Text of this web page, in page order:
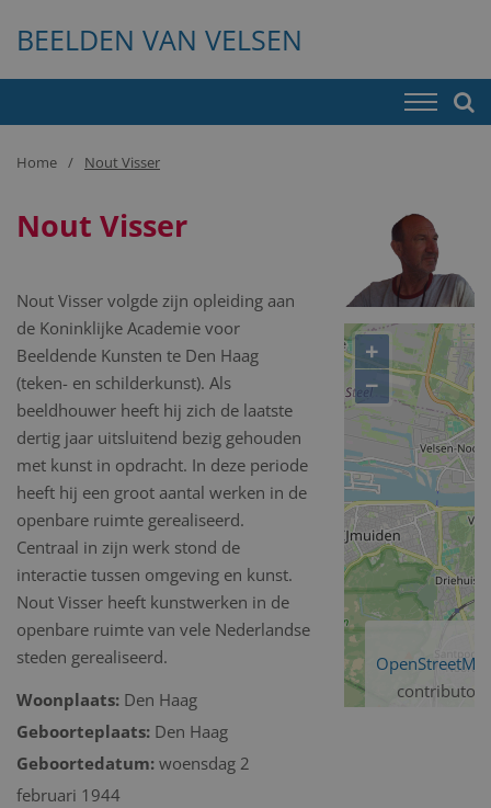
BEELDEN VAN VELSEN
Home Nout Visser
Nout Visser
Nout Visser volgde zijn opleiding aan
de Koninklijke Academie voor
Beeldende Kunsten te Den Haag
(teken- en schilderkunst). Als
beeldhouwer heeft hij zich de laatste
dertig jaar uitsluitend bezig gehouden
met kunst in opdracht. In deze periode
heeft hij een groot aantal werken in de
openbare ruimte gerealiseerd.
Centraal in zijn werk stond de
interactie tussen omgeving en kunst.
Nout Visser heeft kunstwerken in de
openbare ruimte van vele Nederlandse
steden gerealiseerd.
Woonplaats: Den Haag
Geboorteplaats: Den Haag
Geboortedatum: woensdag 2
februari 1944
+
−